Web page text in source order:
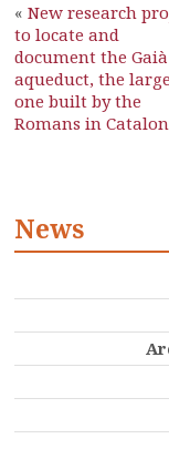
«New research
to locate and
document the Gaià
aqueduct, the
one built by the
Romans in
News